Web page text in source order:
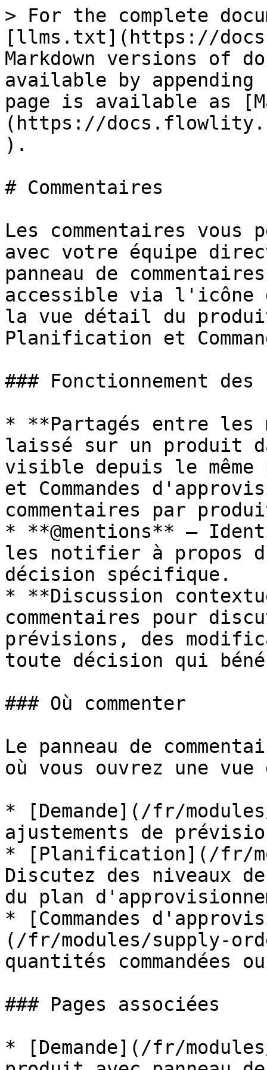
> For the complete
[llms.txt](https://
Markdown versions of
available by
page is available as
(https://
).
# Commentaires
Les commentaires
avec votre équipe
panneau de
accessible via l'icône
la vue détail du produit
Planification et
### Fonctionnement des
* **Partagés entre les
laissé sur un produit
visible depuis le
et Commandes
commentaires par
* **@mentions** —
les notifier à propos
décision spécifique.
* **Discussion
commentaires pour
prévisions, des
toute décision qui
### Où commenter
Le panneau de
où vous ouvrez une
* [Demande](/fr/
ajustements de
* [Planification](/fr/
Discutez des niveaux
du plan
* [Commandes
(/fr/modules/supply-
quantités commandées
### Pages associées
* [Demande](/fr/